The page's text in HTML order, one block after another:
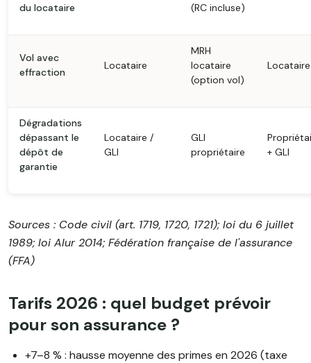
du locataire
(RC incluse)
Vol avec
effraction
Locataire
MRH
locataire
(option vol)
Locataire
Dégradations
dépassant le
dépôt de
garantie
Locataire /
GLI
GLI
propriétaire
+ GLI
Sources : Code civil (art. 1719, 1720, 1721); loi du 6 juillet
1989; loi Alur 2014; Fédération française de l'assurance
(FFA)
Tarifs 2026 : quel budget prévoir
pour son assurance ?
+7–8 % : hausse moyenne des primes en 2026 (taxe